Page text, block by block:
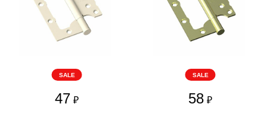
SALE
47 ₽
SALE
58 ₽